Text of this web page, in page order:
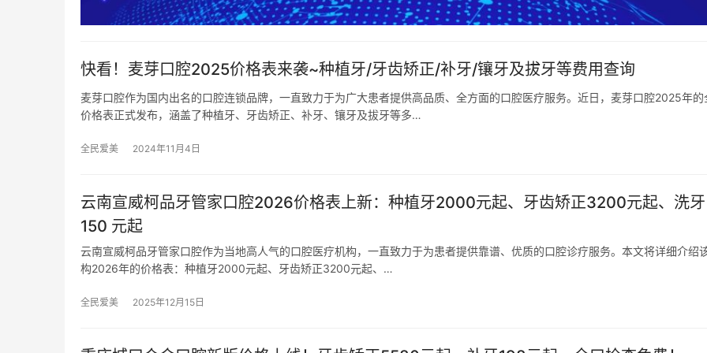
快看！麦芽口腔2025价格表来袭~种植牙/牙齿矫正/补牙/镶牙及拔牙等费用查询
麦芽口腔作为国内出名的口腔连锁品牌，一直致力于为广大患者提供高品质、全方面的口腔医疗服务。近日，麦芽口腔2025年的
价格表正式发布，涵盖了种植牙、牙齿矫正、补牙、镶牙及拔牙等多…
全民爱美 2024年11月4日
云南宣威柯品牙管家口腔2026价格表上新：种植牙2000元起、牙齿矫正3200元起、洗牙
150 元起
云南宣威柯品牙管家口腔作为当地高人气的口腔医疗机构，一直致力于为患者提供靠谱、优质的口腔诊疗服务。本文将详细介绍
构2026年的价格表：种植牙2000元起、牙齿矫正3200元起、…
全民爱美 2025年12月15日